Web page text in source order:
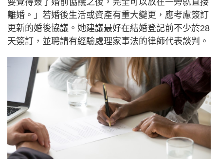
離婚。」若婚後生活或資產有重大變更，應考慮簽訂
更新的婚後協議。她建議最好在結婚登記前不少於28
天簽訂，並聘請有經驗處理家事法的律師代表談判。